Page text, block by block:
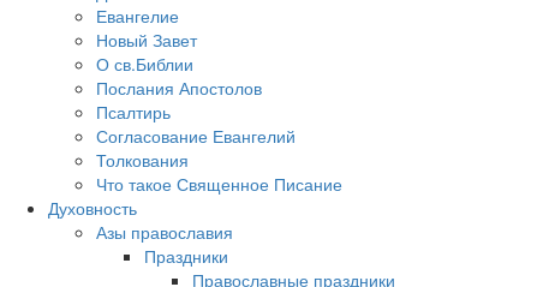
Евангелие
Новый Завет
О св.Библии
Послания Апостолов
Псалтирь
Согласование Евангелий
Толкования
Что такое Священное Писание
Духовность
Азы православия
Праздники
Православные праздники